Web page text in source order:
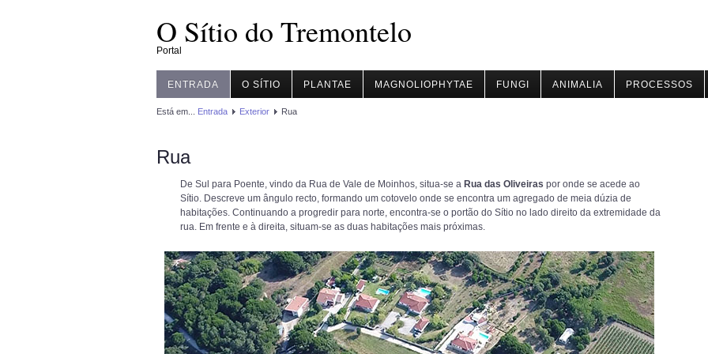
O Sítio do Tremontelo
Portal
ENTRADA O SÍTIO PLANTAE MAGNOLIOPHYTAE FUNGI ANIMALIA PROCESSOS
Está em... Entrada Exterior Rua
Rua
De Sul para Poente, vindo da Rua de Vale de Moinhos, situa-se a Rua das Oliveiras por onde se acede ao
Sítio. Descreve um ângulo recto, formando um cotovelo onde se encontra um agregado de meia dúzia de
habitações. Continuando a progredir para norte, encontra-se o portão do Sítio no lado direito da extremidade da
rua. Em frente e à direita, situam-se as duas habitações mais próximas.